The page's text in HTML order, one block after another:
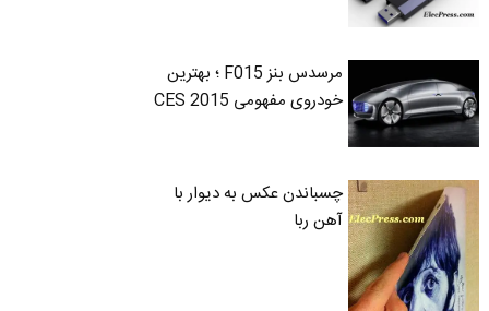
مرسدس بنز F015 ؛ بهترین
خودروی مفهومی CES 2015
چسباندن عکس به دیوار با
آهن ربا